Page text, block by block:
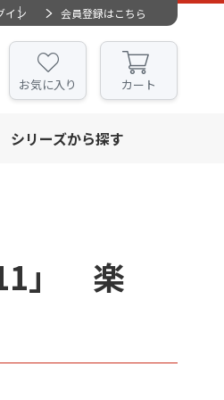
イン 会員登録はこちら
お気に入り カート
シリーズから探す
」 楽